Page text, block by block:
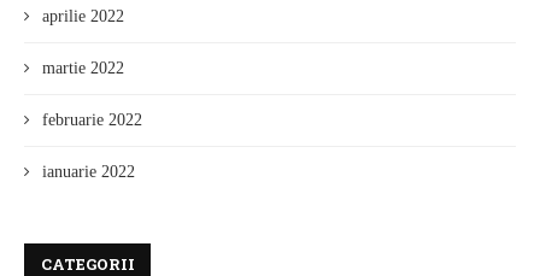
aprilie 2022
martie 2022
februarie 2022
ianuarie 2022
CATEGORII